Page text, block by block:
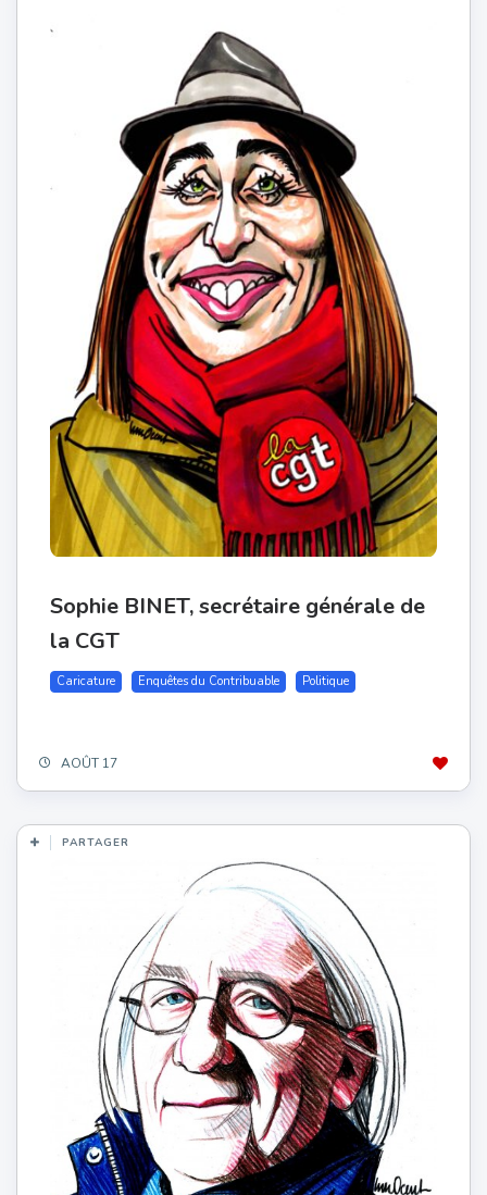
Sophie BINET, secrétaire générale de
la CGT
Caricature Enquêtes du Contribuable Politique
AOÛT 17
PARTAGER